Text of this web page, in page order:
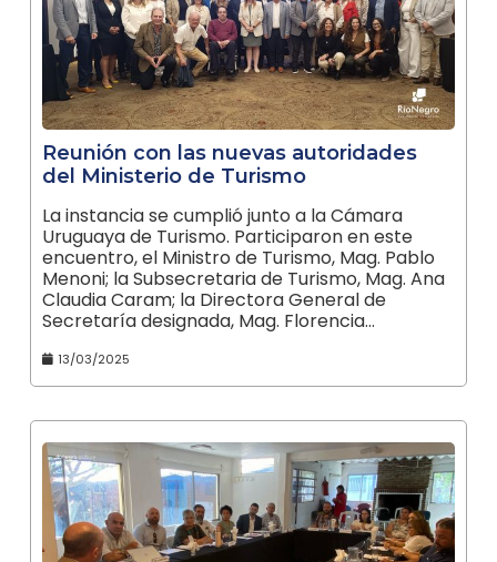
Reunión con las nuevas autoridades
del Ministerio de Turismo
La instancia se cumplió junto a la Cámara
Uruguaya de Turismo. Participaron en este
encuentro, el Ministro de Turismo, Mag. Pablo
Menoni; la Subsecretaria de Turismo, Mag. Ana
Claudia Caram; la Directora General de
Secretaría designada, Mag. Florencia…
13/03/2025